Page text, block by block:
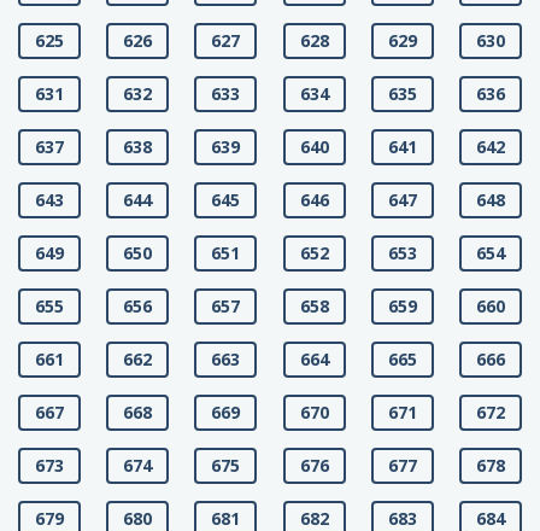
625 626 627 628 629 630
631 632 633 634 635 636
637 638 639 640 641 642
643 644 645 646 647 648
649 650 651 652 653 654
655 656 657 658 659 660
661 662 663 664 665 666
667 668 669 670 671 672
673 674 675 676 677 678
679 680 681 682 683 684